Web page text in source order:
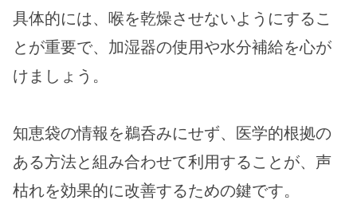
具体的には、喉を乾燥させないようにするこ
とが重要で、加湿器の使用や水分補給を心が
けましょう。
知恵袋の情報を鵜呑みにせず、医学的根拠の
ある方法と組み合わせて利用することが、声
枯れを効果的に改善するための鍵です。